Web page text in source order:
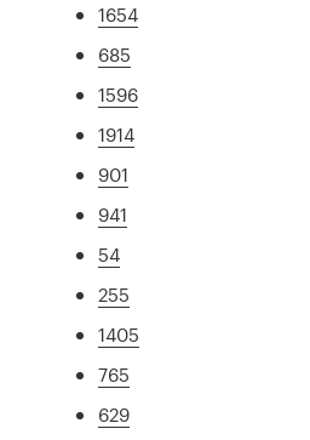
1654
685
1596
1914
901
941
54
255
1405
765
629